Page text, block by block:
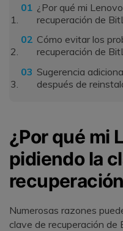
¿Por qué mi
recuperación de
Cómo evitar los
recuperación de
Sugerencia
después de
¿Por qué mi
pidiendo la
Numerosas razones
clave de recuperación de